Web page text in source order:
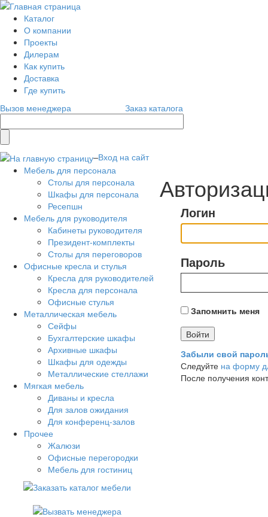
Каталог
О компании
Проекты
Дилерам
Как купить
Доставка
Где купить
Вызов менеджера
Заказ каталога
–Вход на сайт
Мебель для персонала
Столы для персонала
Шкафы для персонала
Ресепшн
Мебель для руководителя
Кабинеты руководителя
Президент-комплекты
Столы для переговоров
Офисные кресла и стулья
Кресла для руководителей
Кресла для персонала
Офисные стулья
Металлическая мебель
Сейфы
Бухгалтерские шкафы
Архивные шкафы
Шкафы для одежды
Металлические стеллажи
Мягкая мебель
Диваны и кресла
Для залов ожидания
Для конференц-залов
Прочее
Жалюзи
Офисные перегородки
Мебель для гостиниц
Логин
Пароль
Запомнить меня
Забыли свой
Следуйте на форму
После получения